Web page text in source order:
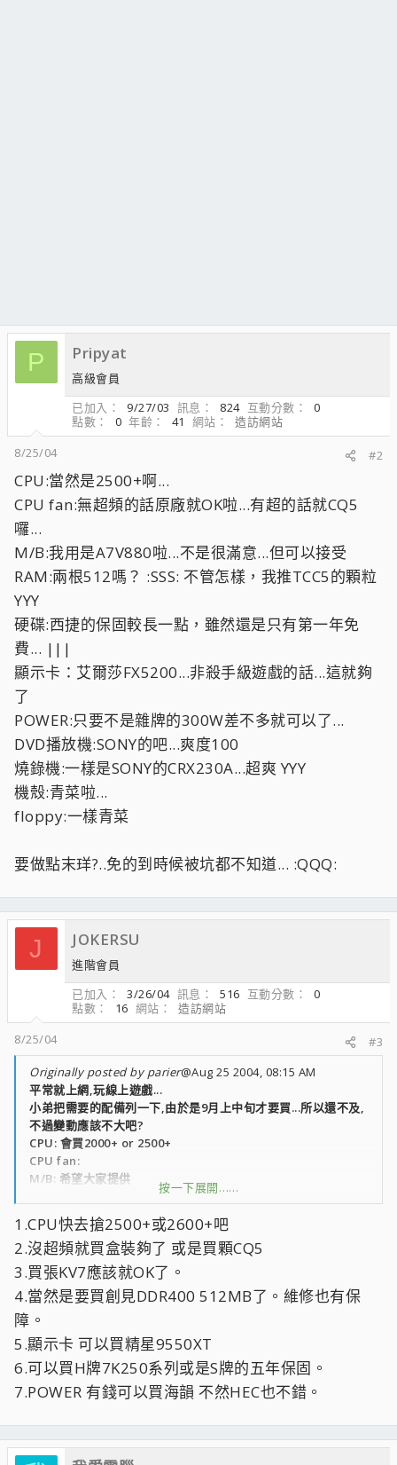
P Pripyat
高級會員
已加入
9/27/03 訊息 824 互動分數
0
點數
0 年齡 41 網站
造訪網站
8/25/04
#2
CPU:當然是2500+啊...
CPU fan:無超頻的話原廠就OK啦...有超的話就CQ5
囉...
M/B:我用是A7V880啦...不是很滿意...但可以接受
RAM:兩根512嗎？ :SSS: 不管怎樣，我推TCC5的顆粒
YYY
硬碟:西捷的保固較長一點，雖然還是只有第一年免
費... |||
顯示卡：艾爾莎FX5200...非殺手級遊戲的話...這就夠
了
POWER:只要不是雜牌的300W差不多就可以了...
DVD播放機:SONY的吧...爽度100
燒錄機:一樣是SONY的CRX230A...超爽 YYY
機殼:青菜啦...
floppy:一樣青菜
要做點末珜?..免的到時候被坑都不知道... :QQQ:
J JOKERSU
進階會員
已加入
3/26/04 訊息 516 互動分數
0
點數
16 網站
造訪網站
8/25/04
#3
Originally posted by parier@Aug 25 2004, 08:15 AM
平常就上網,玩線上遊戲...
小弟把需要的配備列一下,由於是9月上中旬才要買...所以還不及,
不過變動應該不大吧?
CPU: 會買2000+ or 2500+
CPU fan:
M/B: 希望大家提供
RAM: 預定應該是512mb/ddr
顯示卡: 玩遊戲需要,當然希望價錢控制裡面可以買到c/p值高的
硬碟: 預定是IDE 8M 120G 哪家廠牌不錯呢?
POWER:
DVD播放機: 16x...
燒錄機:
機殼:
floppy:
鍵盤滑鼠喇叭不用...這樣配備應該是沒有漏的吧?
請大家幫幫忙吧.尤其是M/B,沒有要超頻,希望買張C/P值高的.
不過本身沒用過kt系列的...好用嗎?
別在哪? c/p值高嗎?
按一下展開……
1.CPU快去搶2500+或2600+吧
2.沒超頻就買盒裝夠了 或是買顆CQ5
3.買張KV7應該就OK了。
4.當然是要買創見DDR400 512MB了。維修也有保
障。
5.顯示卡 可以買精星9550XT
6.可以買H牌7K250系列或是S牌的五年保固。
7.POWER 有錢可以買海韻 不然HEC也不錯。